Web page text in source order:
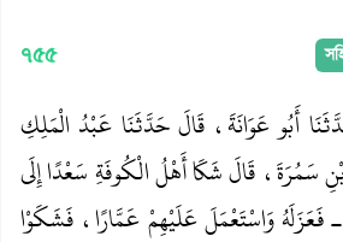
৭৫৫
أَبُو عَوَانَةَ، قَالَ حَدَّثَنَا عَبْدُ الْمَلِكِ
قَالَ شَكَا أَهْلُ الْكُوفَةِ سَعْدًا إِلَى
وَاسْتَعْمَلَ عَلَيْهِمْ عَمَّارًا، فَشَكَوْا